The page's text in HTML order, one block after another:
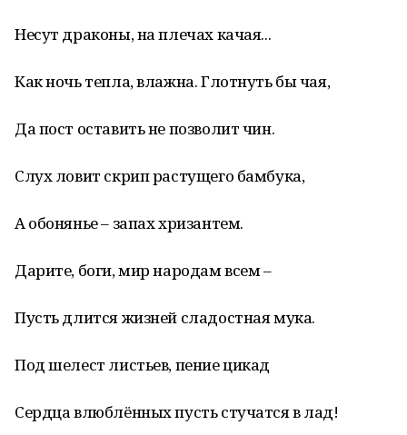
Несут драконы, на плечах качая...
Как ночь тепла, влажна. Глотнуть бы чая,
Да пост оставить не позволит чин.
Слух ловит скрип растущего бамбука,
А обонянье – запах хризантем.
Дарите, боги, мир народам всем –
Пусть длится жизней сладостная мука.
Под шелест листьев, пение цикад
Сердца влюблённых пусть стучатся в лад!